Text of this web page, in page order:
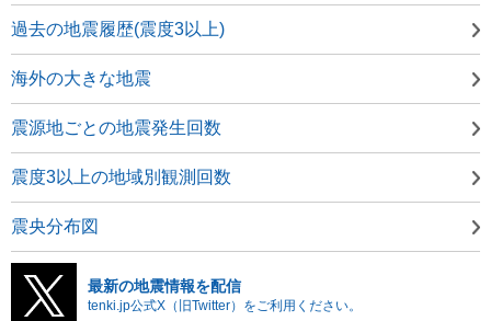
過去の地震履歴(震度3以上)
海外の大きな地震
震源地ごとの地震発生回数
震度3以上の地域別観測回数
震央分布図
最新の地震情報を配信
tenki.jp公式X（旧Twitter）をご利用ください。